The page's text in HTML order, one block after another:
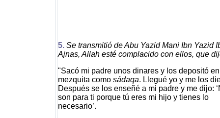
5. Se transmitió de Abu Yazid Mani Ibn Yazid
Ajnas, Allah esté complacido con ellos, que
"Sacó mi padre unos dinares y los depositó
mezquita como sádaqa. Llegué yo y me los
Después se los enseñé a mi padre y me dijo:
son para ti porque tú eres mi hijo y tienes lo
necesario’.